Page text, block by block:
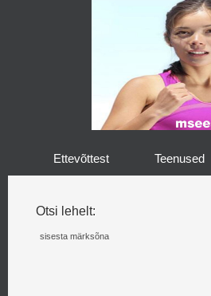
Ettevõttest Teenused
Otsi lehelt: